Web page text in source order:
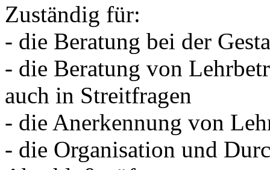
Zuständig für:
- die Beratung bei der
- die Beratung von
auch in Streitfragen
- die Anerkennung von
- die Organisation und